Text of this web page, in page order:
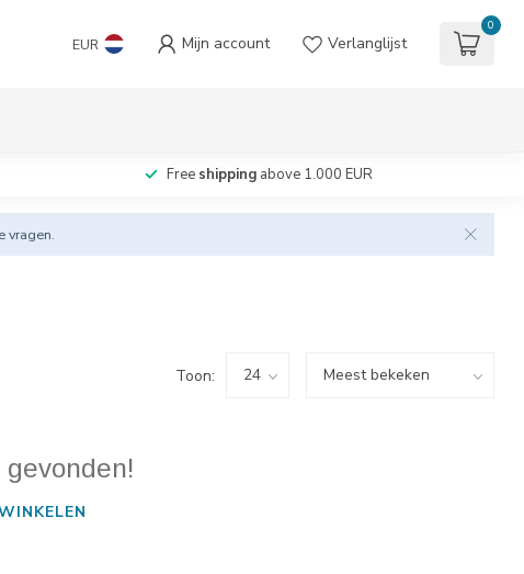
EUR Mijn account Verlanglijst
0
Free shipping above 1.000 EUR
vragen.
Toon: